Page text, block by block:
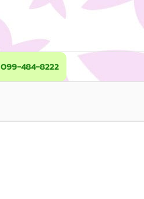
099-484-8222